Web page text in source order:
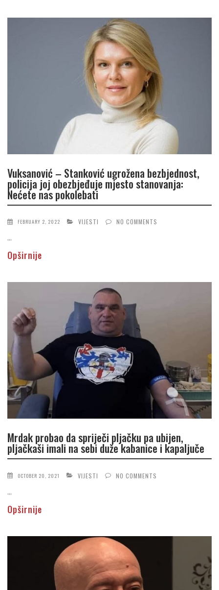
Vuksanović – Stanković ugrožena bezbjednost,
policija joj obezbjeđuje mjesto stanovanja:
Nećete nas pokolebati
FEBRUARY 2, 2022 VIJESTI NO COMMENTS
...
Opširnije
Mrdak probao da spriječi pljačku pa ubijen,
pljačkaši imali na sebi duže kabanice i kapaljuče
OCTOBER 20, 2021 VIJESTI NO COMMENTS
...
Opširnije